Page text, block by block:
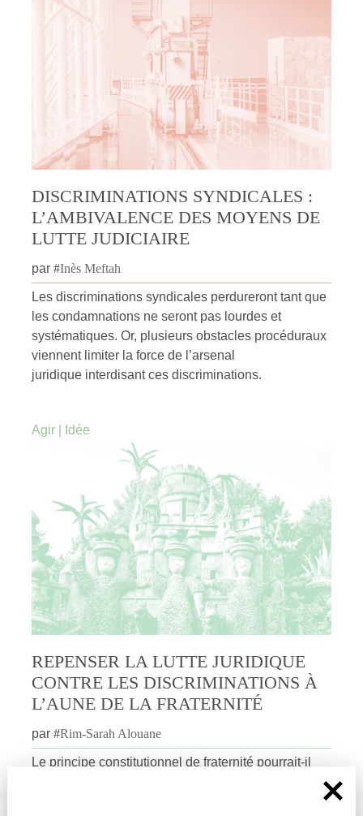
DISCRIMINATIONS SYNDICALES :
L’AMBIVALENCE DES MOYENS DE
LUTTE JUDICIAIRE
par #Inès Meftah
Les discriminations syndicales perdureront tant que
les condamnations ne seront pas lourdes et
systématiques. Or, plusieurs obstacles procéduraux
viennent limiter la force de l’arsenal
juridique interdisant ces discriminations.
Agir Idée
REPENSER LA LUTTE JURIDIQUE
CONTRE LES DISCRIMINATIONS À
L’AUNE DE LA FRATERNITÉ
par #Rim-Sarah Alouane
Le principe constitutionnel de fraternité pourrait-il
permettre de repenser la protection des minorités en